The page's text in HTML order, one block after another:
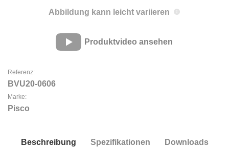
Abbildung kann leicht variieren
Produktvideo ansehen
Referenz:
BVU20-0606
Marke:
Pisco
Beschreibung Spezifikationen Downloads